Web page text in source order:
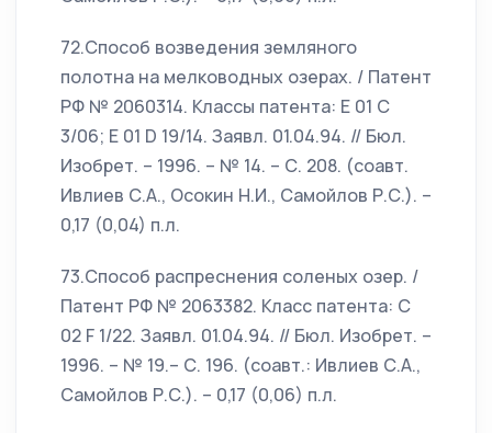
72.Способ возведения земляного
полотна на мелководных озерах. / Патент
РФ № 2060314. Классы патента: E 01 C
3/06; E 01 D 19/14. Заявл. 01.04.94. // Бюл.
Изобрет. – 1996. – № 14. – С. 208. (соавт.
Ивлиев С.А., Осокин Н.И., Самойлов Р.С.). –
0,17 (0,04) п.л.
73.Способ распреснения соленых озер. /
Патент РФ № 2063382. Класс патента: C
02 F 1/22. Заявл. 01.04.94. // Бюл. Изобрет. –
1996. – № 19.– С. 196. (соавт.: Ивлиев С.А.,
Самойлов Р.С.). – 0,17 (0,06) п.л.